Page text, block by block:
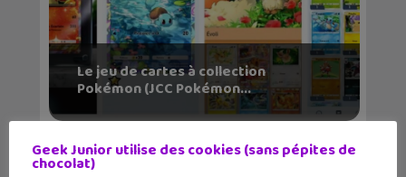
Le jeu de cartes à collection
Pokémon (JCC Pokémon...
Geek Junior utilise des cookies (sans pépites de
chocolat)